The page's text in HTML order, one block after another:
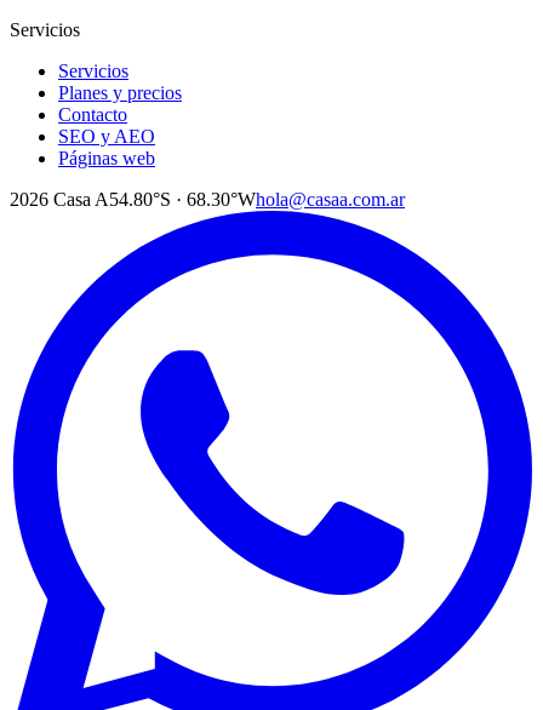
Servicios
Servicios
Planes y precios
Contacto
SEO y AEO
Páginas web
2026 Casa A54.80°S · 68.30°Whola@casaa.com.ar